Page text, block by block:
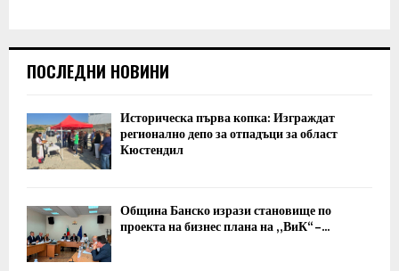
ПОСЛЕДНИ НОВИНИ
Историческа първа копка: Изграждат
регионално депо за отпадъци за област
Кюстендил
Община Банско изрази становище по
проекта на бизнес плана на „ВиК“ –...